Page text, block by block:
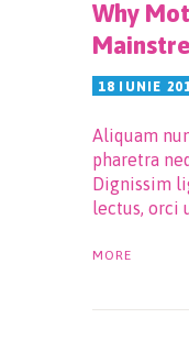
Why
18 IUNIE
Aliquam
pharetra
Dignissim
lectus, orci
MORE